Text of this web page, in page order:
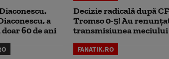
a
60 de ani
Decizie radicală după
Tromso 0-5! Au
transmisiunea
FANATIK.RO